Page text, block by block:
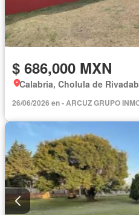
$ 686,000 MXN
Calabria, Cholula de
26/06/2026 en - ARCUZ GRUPO